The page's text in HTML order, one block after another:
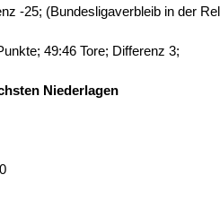
-25; (Bundesligaverbleib in der
49:46 Tore; Differenz 3;
Niederlagen